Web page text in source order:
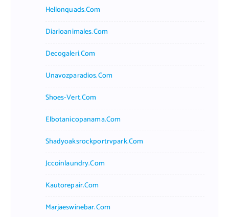
Hellonquads.com
Diarioanimales.com
Decogaleri.com
Unavozparadios.com
Shoes-Vert.com
Elbotanicopanama.com
Shadyoaksrockportrvpark.com
Jccoinlaundry.com
Kautorepair.com
Marjaeswinebar.com